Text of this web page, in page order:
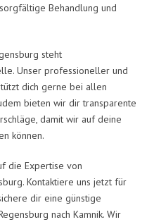
Behandlung und
steht
Unser professioneller und
dich gerne bei allen
bieten wir dir transparente
damit wir auf deine
können.
die Expertise von
Kontaktiere uns jetzt für
dir eine günstige
nach Kamnik. Wir